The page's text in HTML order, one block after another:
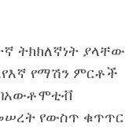
ትክክለኛነት ያላቸው
የማሽን ምርቶች
የውስጥ ቁጥጥር